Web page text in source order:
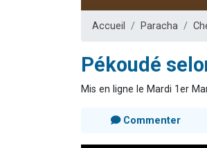
Accueil Paracha
Pékoudé
Mis en ligne le Mardi 1er
Commenter